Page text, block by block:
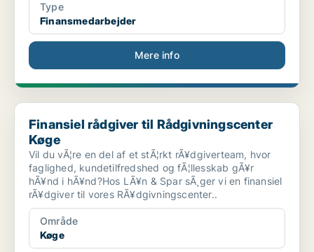
Type
Finansmedarbejder
Mere info
Finansiel rådgiver til Rådgivningscenter Køge
Finansiel rådgiver til Rådgivningscenter
Køge
Vil du vÃ¦re en del af et stÃ¦rkt rÃ¥dgiverteam, hvor
faglighed, kundetilfredshed og fÃ¦llesskab gÃ¥r
hÃ¥nd i hÃ¥nd?Hos LÃ¥n & Spar sÃ¸ger vi en finansiel
rÃ¥dgiver til vores RÃ¥dgivningscenter..
Område
Køge